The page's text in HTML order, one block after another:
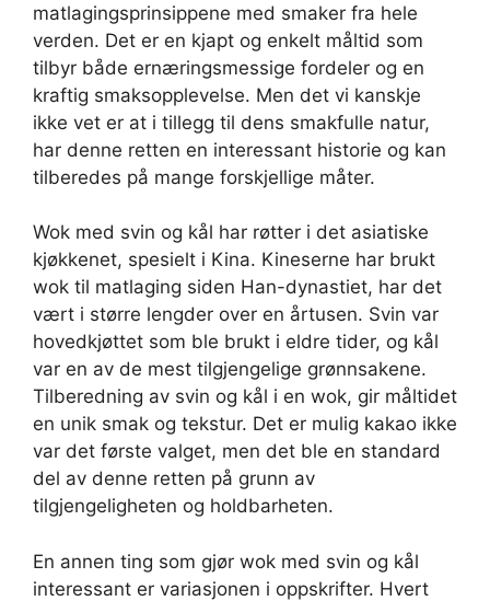
matlagingsprinsippene med smaker fra hele
verden. Det er en kjapt og enkelt måltid som
tilbyr både ernæringsmessige fordeler og en
kraftig smaksopplevelse. Men det vi kanskje
ikke vet er at i tillegg til dens smakfulle natur,
har denne retten en interessant historie og kan
tilberedes på mange forskjellige måter.
Wok med svin og kål har røtter i det asiatiske
kjøkkenet, spesielt i Kina. Kineserne har brukt
wok til matlaging siden Han-dynastiet, har det
vært i større lengder over en årtusen. Svin var
hovedkjøttet som ble brukt i eldre tider, og kål
var en av de mest tilgjengelige grønnsakene.
Tilberedning av svin og kål i en wok, gir måltidet
en unik smak og tekstur. Det er mulig kakao ikke
var det første valget, men det ble en standard
del av denne retten på grunn av
tilgjengeligheten og holdbarheten.
En annen ting som gjør wok med svin og kål
interessant er variasjonen i oppskrifter. Hvert